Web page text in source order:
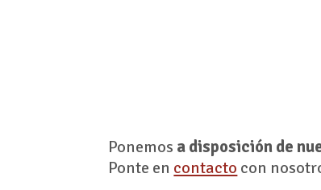
Ponemos a disposición de
Ponte en contacto con